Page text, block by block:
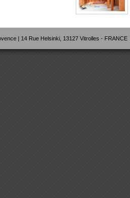
| 14 Rue Helsinki, 13127 Vitrolles - FRANCE